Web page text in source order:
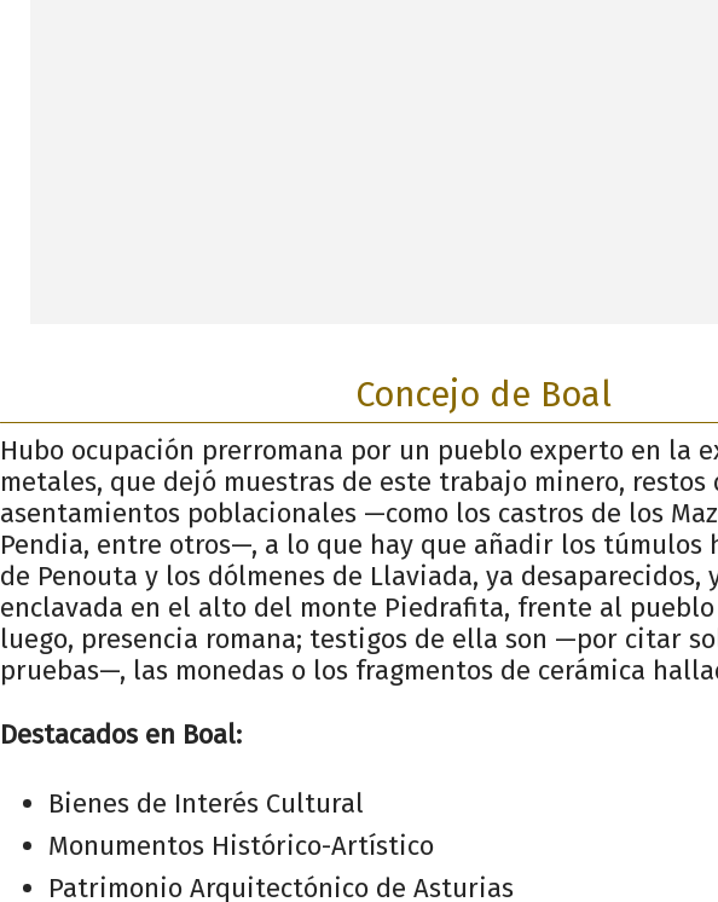
Concejo de Boal
Hubo ocupación prerromana por un pueblo experto en la
metales, que dejó muestras de este trabajo minero, restos
asentamientos poblacionales —como los castros de los
Pendia, entre otros—, a lo que hay que añadir los túmulos
de Penouta y los dólmenes de Llaviada, ya
enclavada en el alto del monte Piedrafita, frente al pueblo
luego, presencia romana; testigos de ella son —por citar
pruebas—, las monedas o los fragmentos de cerámica
Destacados en Boal:
Bienes de Interés Cultural
Monumentos Histórico-Artístico
Patrimonio Arquitectónico de Asturias